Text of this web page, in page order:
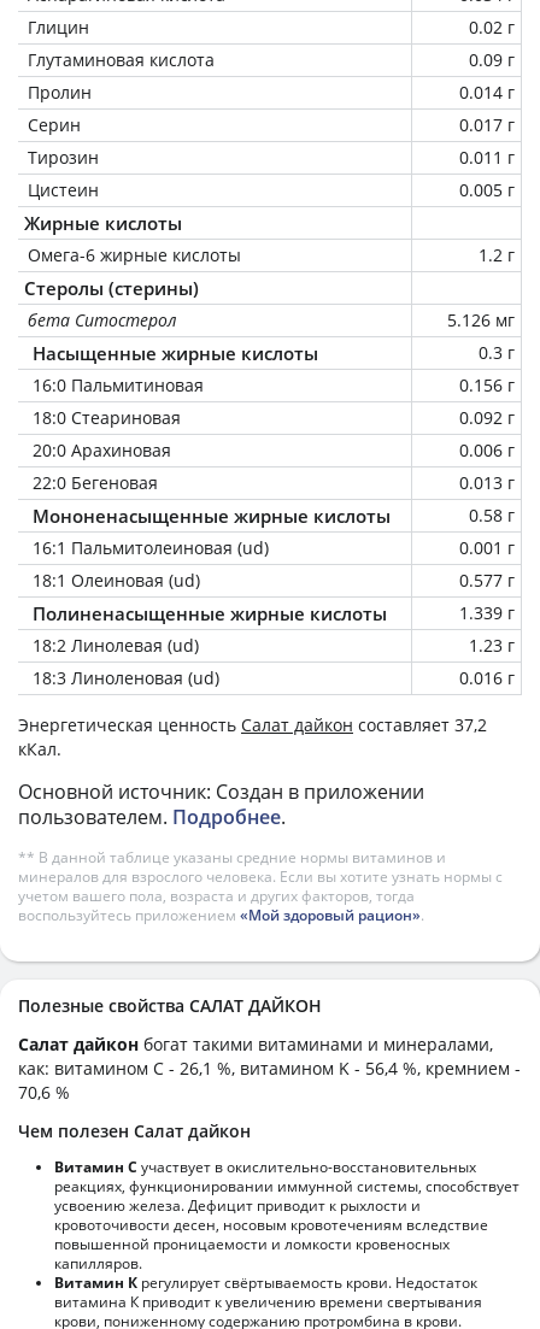
Глицин
0.02 г
Глутаминовая кислота
0.09 г
Пролин
0.014 г
Серин
0.017 г
Тирозин
0.011 г
Цистеин
0.005 г
Жирные кислоты
Омега-6 жирные кислоты 1.2 г
Стеролы (стерины)
бета Ситостерол 5.126 мг
Насыщенные жирные кислоты
0.3 г
16:0 Пальмитиновая
0.156 г
18:0 Стеариновая
0.092 г
20:0 Арахиновая
0.006 г
22:0 Бегеновая
0.013 г
Мононенасыщенные жирные кислоты
0.58 г
16:1 Пальмитолеиновая (ud)
0.001 г
18:1 Олеиновая (ud)
0.577 г
Полиненасыщенные жирные кислоты
1.339 г
18:2 Линолевая (ud)
1.23 г
18:3 Линоленовая (ud)
0.016 г
Энергетическая ценность Салат дайкон составляет 37,2
кКал.
Основной источник: Создан в приложении
пользователем. Подробнее.
** В данной таблице указаны средние нормы витаминов и
минералов для взрослого человека. Если вы хотите узнать нормы с
учетом вашего пола, возраста и других факторов, тогда
воспользуйтесь приложением «Мой здоровый рацион».
Полезные свойства САЛАТ ДАЙКОН
Салат дайкон богат такими витаминами и минералами,
как: витамином C - 26,1 %, витамином K - 56,4 %, кремнием -
70,6 %
Чем полезен Салат дайкон
Витамин С участвует в окислительно-восстановительных
реакциях, функционировании иммунной системы, способствует
усвоению железа. Дефицит приводит к рыхлости и
кровоточивости десен, носовым кровотечениям вследствие
повышенной проницаемости и ломкости кровеносных
капилляров.
Витамин К регулирует свёртываемость крови. Недостаток
витамина К приводит к увеличению времени свертывания
крови, пониженному содержанию протромбина в крови.